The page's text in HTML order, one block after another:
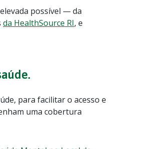
possível — da
da HealthSource RI, e
para facilitar o acesso e
uma cobertura